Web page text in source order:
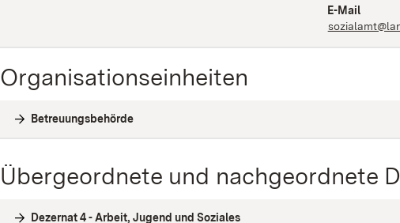
E-Mail
Organisationseinheiten
Betreuungsbehörde
Übergeordnete und nachgeordnete
Dezernat 4 - Arbeit, Jugend und Soziales